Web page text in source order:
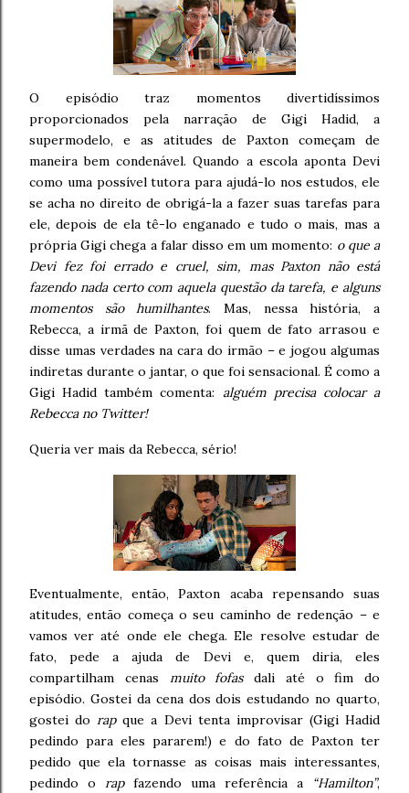
O episódio traz momentos divertidíssimos
proporcionados pela narração de Gigi Hadid, a
supermodelo, e as atitudes de Paxton começam de
maneira bem condenável. Quando a escola aponta Devi
como uma possível tutora para ajudá-lo nos estudos, ele
se acha no direito de obrigá-la a fazer suas tarefas para
ele, depois de ela tê-lo enganado e tudo o mais, mas a
própria Gigi chega a falar disso em um momento: o que a
Devi fez foi errado e cruel, sim, mas Paxton não está
fazendo nada certo com aquela questão da tarefa, e alguns
momentos são humilhantes. Mas, nessa história, a
Rebecca, a irmã de Paxton, foi quem de fato arrasou e
disse umas verdades na cara do irmão – e jogou algumas
indiretas durante o jantar, o que foi sensacional. É como a
Gigi Hadid também comenta: alguém precisa colocar a
Rebecca no Twitter!
Queria ver mais da Rebecca, sério!
Eventualmente, então, Paxton acaba repensando suas
atitudes, então começa o seu caminho de redenção – e
vamos ver até onde ele chega. Ele resolve estudar de
fato, pede a ajuda de Devi e, quem diria, eles
compartilham cenas muito fofasdali até o fim do
episódio. Gostei da cena dos dois estudando no quarto,
gostei dorapque a Devi tenta improvisar (Gigi Hadid
pedindo para eles pararem!) e do fato de Paxton ter
pedido que ela tornasse as coisas mais interessantes,
pedindo o rapfazendo uma referência a “Hamilton”,